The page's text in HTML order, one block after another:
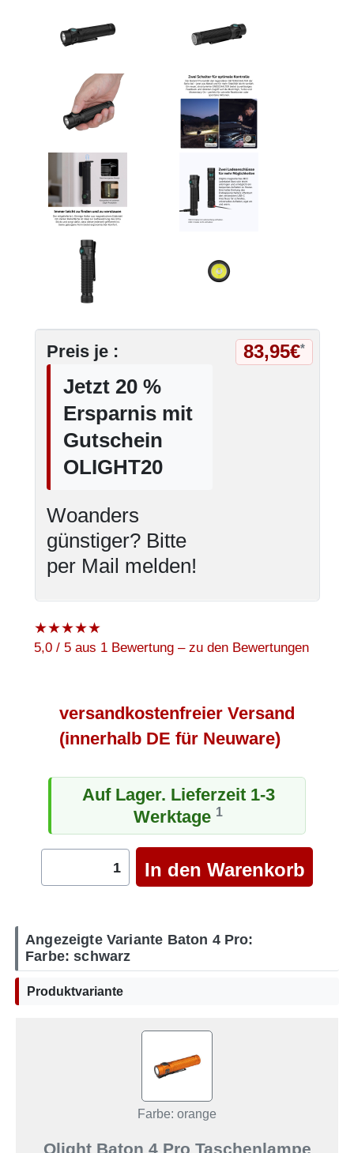
Preis je :
Jetzt 20 %
Ersparnis mit
Gutschein
OLIGHT20
Woanders
günstiger? Bitte
per Mail melden!
83,95€*
★★★★★
5,0 / 5 aus 1 Bewertung – zu den Bewertungen
versandkostenfreier Versand
(innerhalb DE für Neuware)
Auf Lager. Lieferzeit 1-3
Werktage 1
Angezeigte Variante Baton 4 Pro:
Farbe: schwarz
Produktvariante
Farbe: orange
Olight Baton 4 Pro Taschenlampe